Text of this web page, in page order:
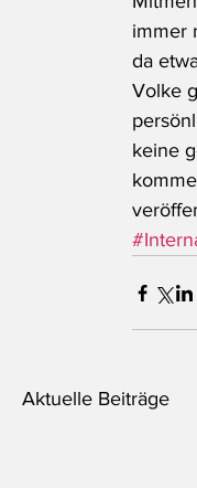
immer
da
Volke
keine
Aktuelle Beiträge